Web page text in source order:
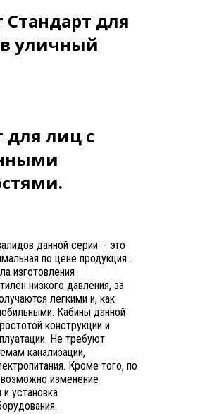
Стандарт для
уличный
для лиц с
данной серии - это
по цене продукция .
изготовления
низкого давления, за
легкими и, как
Кабины данной
конструкции и
Не требуют
канализации,
Кроме того, по
изменение
установка